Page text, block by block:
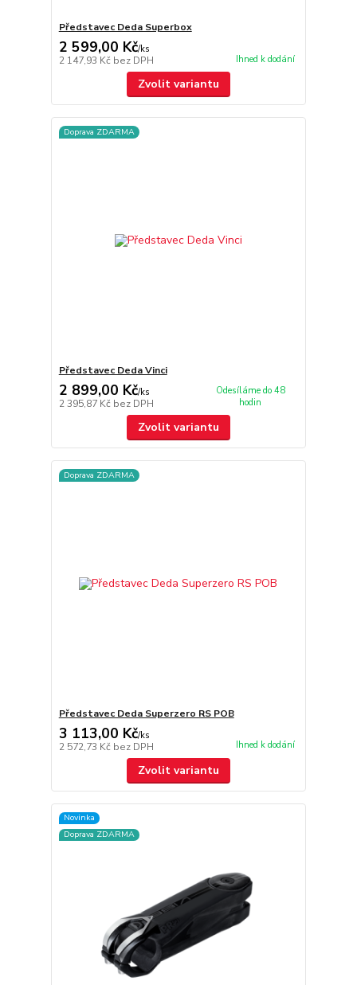
Představec Deda Superbox
2 599,00 Kč/ks
2 147,93 Kč bez DPH Ihned k dodání
Zvolit variantu
Doprava ZDARMA
Představec Deda Vinci
2 899,00 Kč/ks
2 395,87 Kč bez DPH
Odesíláme do 48
hodin
Zvolit variantu
Doprava ZDARMA
Představec Deda Superzero RS POB
3 113,00 Kč/ks
2 572,73 Kč bez DPH Ihned k dodání
Zvolit variantu
Novinka
Doprava ZDARMA